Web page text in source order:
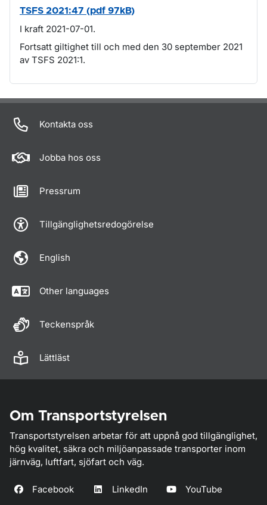
TSFS 2021:47 (pdf 97kB)
I kraft 2021-07-01.
Fortsatt giltighet till och med den 30 september 2021
av TSFS 2021:1.
Om sidan
Kontakta oss
Jobba hos oss
Pressrum
Tillgänglighetsredogörelse
English
Other languages
Teckenspråk
Lättläst
Om Transportstyrelsen
Transportstyrelsen arbetar för att uppnå god tillgänglighet,
hög kvalitet, säkra och miljöanpassade transporter inom
järnväg, luftfart, sjöfart och väg.
Facebook LinkedIn YouTube